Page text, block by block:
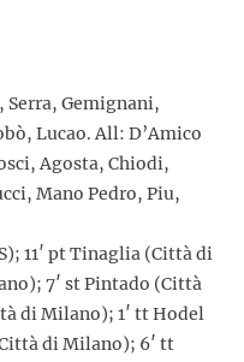
Gemignani,
Lucao. All: D’Amico
Agosta, Chiodi,
Mano Pedro, Piu,
11′ pt Tinaglia (Città di
7′ st Pintado (Città
di Milano); 1′ tt Hodel
di Milano); 6′ tt